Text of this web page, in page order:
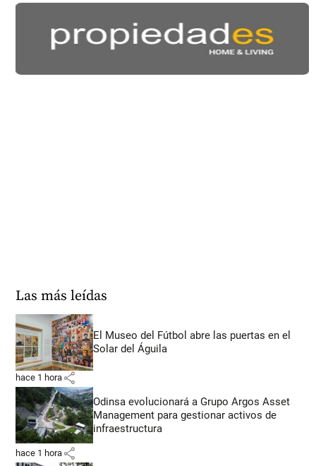
Las más leídas
El Museo del Fútbol abre las puertas en el
Solar del Águila
hace 1 hora share
Odinsa evolucionará a Grupo Argos Asset
Management para gestionar activos de
infraestructura
hace 1 hora share